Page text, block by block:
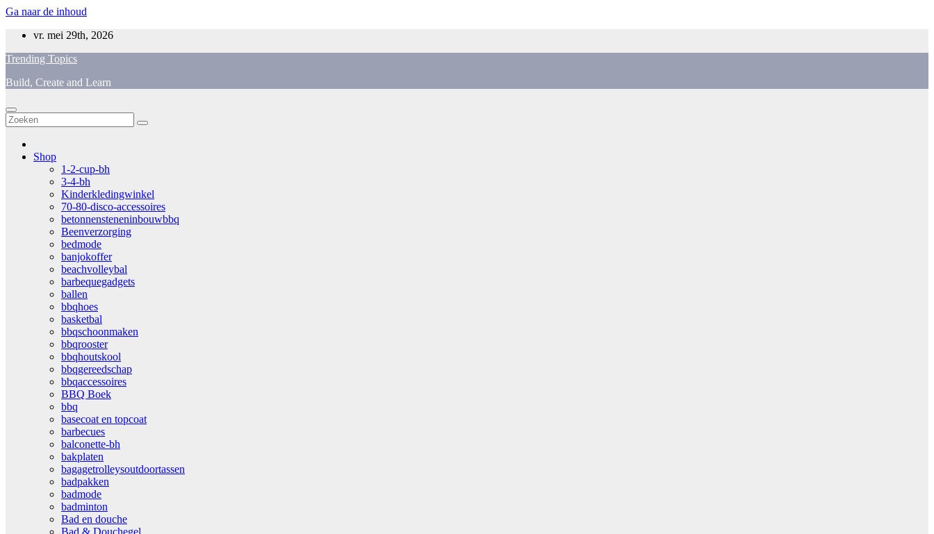
Ga naar de inhoud
vr. mei 29th, 2026
Trending Topics
Build, Create and Learn
Shop
1-2-cup-bh
3-4-bh
Kinderkledingwinkel
70-80-disco-accessoires
betonnensteneninbouwbbq
Beenverzorging
bedmode
banjokoffer
beachvolleybal
barbequegadgets
ballen
bbqhoes
basketbal
bbqschoonmaken
bbqrooster
bbqhoutskool
bbqgereedschap
bbqaccessoires
BBQ Boek
bbq
basecoat en topcoat
barbecues
balconette-bh
bakplaten
bagagetrolleysoutdoortassen
badpakken
badmode
badminton
Bad en douche
Bad & Douchegel